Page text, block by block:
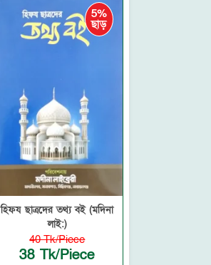
5%
ছাড়
হিফয ছাত্রদের তথ্য বই (মদিনা
লাই:)
40 Tk/Piece
38 Tk/Piece